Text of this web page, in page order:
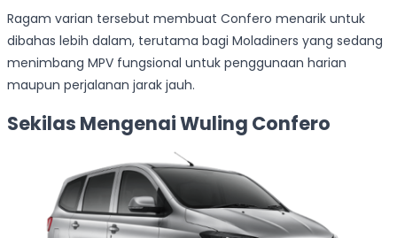
Ragam varian tersebut membuat Confero menarik untuk
dibahas lebih dalam, terutama bagi Moladiners yang sedang
menimbang MPV fungsional untuk penggunaan harian
maupun perjalanan jarak jauh.
Sekilas Mengenai Wuling Confero